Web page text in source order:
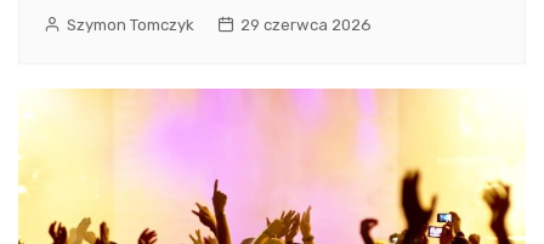
Szymon Tomczyk 29 czerwca 2026